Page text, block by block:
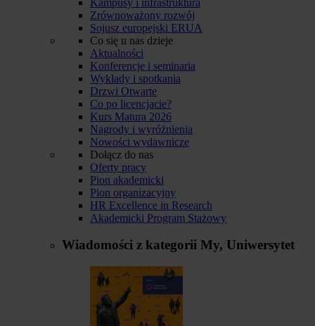
Zrównoważony rozwój
Sojusz europejski ERUA
Co się u nas dzieje
Aktualności
Konferencje i seminaria
Wykłady i spotkania
Drzwi Otwarte
Co po licencjacie?
Kurs Matura 2026
Nagrody i wyróżnienia
Nowości wydawnicze
Dołącz do nas
Oferty pracy
Pion akademicki
Pion organizacyjny
HR Excellence in Research
Akademicki Program Stażowy
Wiadomości z kategorii My, Uniwersytet